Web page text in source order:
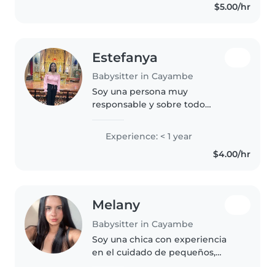
$5.00/hr
Estefanya
Babysitter in Cayambe
Soy una persona muy
responsable y sobre todo
Experience: < 1 year
$4.00/hr
Melany
Babysitter in Cayambe
Soy una chica con experiencia
en el cuidado de pequeños,